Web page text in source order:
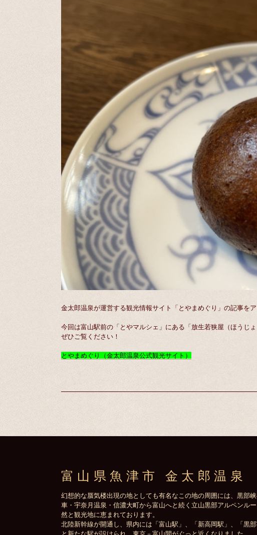
金太郎温泉が運営する観光情報サイト「とやまめぐり」の記事をア
今回は富山駅前の「とやマルシェ」にある「放生若狭屋（ほうじ
ぜひご覧ください！
とやまめぐり（金太郎温泉公式観光サイト）
富山県魚津市 金太郎温泉
幻想的な蜃気楼出現の地としても有名なこの地の周囲には、黒部
車・宇奈月温泉・信濃大町から富山へと続く立山黒部アルペンル
然と観光地に恵まれております。
北陸新幹線が開通し、県内には「富山駅」、「新高岡駅」、「黒部